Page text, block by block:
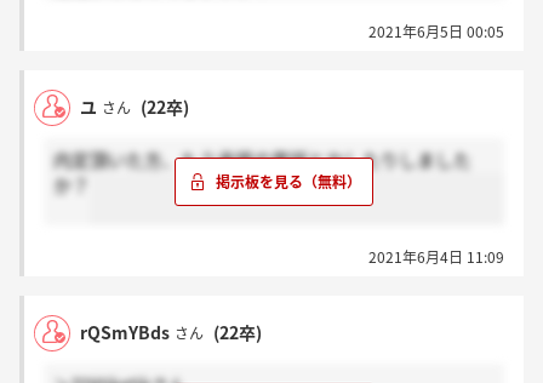
2021年6月5日 00:05
ユ さん (22卒)
内定頂いた方、もう承諾の電話とかしたりしました
か？
2021年6月4日 11:09
rQSmYBds さん (22卒)